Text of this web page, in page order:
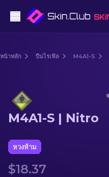
ปืนไรเฟิลซุ่มยิง
มีด
ถุงมือ
หน้าหลัก ปืนไรเฟิล M4A1-S
M4A1-S | Nitro
หวงห้าม
$18.37